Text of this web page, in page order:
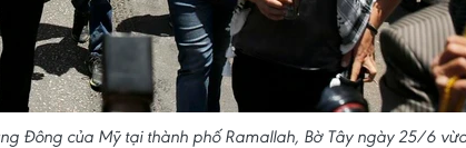
Đông của Mỹ tại thành phố Ramallah, Bờ Tây ngày 25/6